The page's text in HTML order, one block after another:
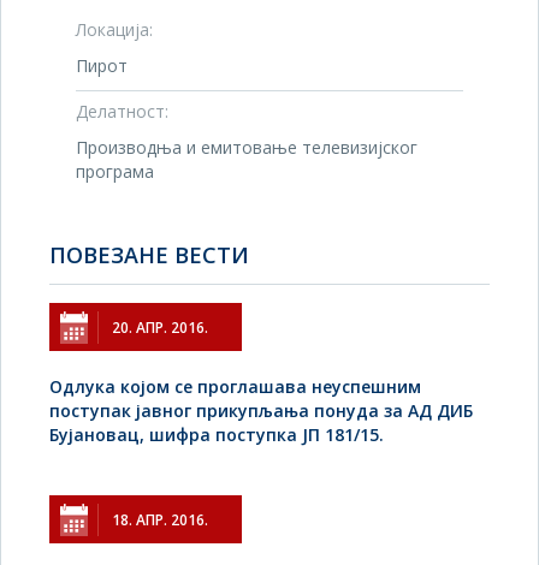
Локација:
Пирот
Делатност:
Производња и емитовање телевизијског
програма
ПОВЕЗАНЕ ВЕСТИ
20. АПР. 2016.
Одлука којом се проглашава неуспешним
поступак јавног прикупљања понуда за АД ДИБ
Бујановац, шифра поступка ЈП 181/15.
18. АПР. 2016.